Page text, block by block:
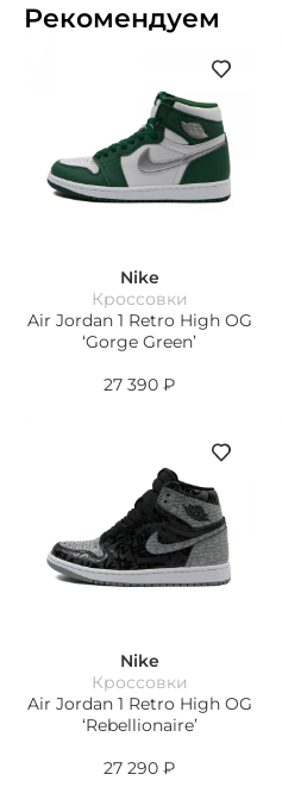
Рекомендуем
Nike
Кроссовки
Air Jordan 1 Retro High OG
‘Gorge Green’
27 390 ₽
Nike
Кроссовки
Air Jordan 1 Retro High OG
‘Rebellionaire’
27 290 ₽